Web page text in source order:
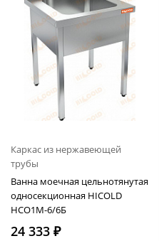
Каркас из нержавеющей
трубы
Ванна моечная цельнотянутая
односекционная HICOLD
НСО1М-6/6Б
24 333 ₽